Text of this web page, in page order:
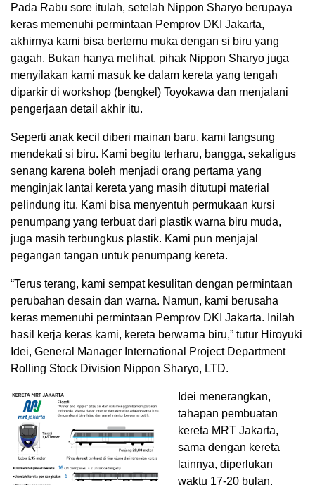
Pada Rabu sore itulah, setelah Nippon Sharyo berupaya
keras memenuhi permintaan Pemprov DKI Jakarta,
akhirnya kami bisa bertemu muka dengan si biru yang
gagah. Bukan hanya melihat, pihak Nippon Sharyo juga
menyilakan kami masuk ke dalam kereta yang tengah
diparkir di workshop (bengkel) Toyokawa dan menjalani
pengerjaan detail akhir itu.
Seperti anak kecil diberi mainan baru, kami langsung
mendekati si biru. Kami begitu terharu, bangga, sekaligus
senang karena boleh menjadi orang pertama yang
menginjak lantai kereta yang masih ditutupi material
pelindung itu. Kami bisa menyentuh permukaan kursi
penumpang yang terbuat dari plastik warna biru muda,
juga masih terbungkus plastik. Kami pun menjajal
pegangan tangan untuk penumpang kereta.
“Terus terang, kami sempat kesulitan dengan permintaan
perubahan desain dan warna. Namun, kami berusaha
keras memenuhi permintaan Pemprov DKI Jakarta. Inilah
hasil kerja keras kami, kereta berwarna biru,” tutur Hiroyuki
Idei, General Manager International Project Department
Rolling Stock Division Nippon Sharyo, LTD.
Idei menerangkan,
tahapan pembuatan
kereta MRT Jakarta,
sama dengan kereta
lainnya, diperlukan
waktu 17-20 bulan.